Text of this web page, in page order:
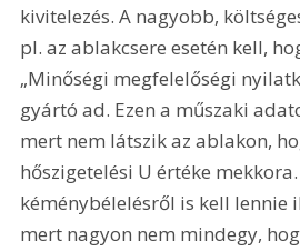
kivitelezés. A nagyobb,
pl. az ablakcsere esetén kell,
„Minőségi megfelelőségi
gyártó ad. Ezen a műszaki
mert nem látszik az ablakon,
hőszigetelési U értéke
kéménybélelésről is kell lennie
mert nagyon nem mindegy,